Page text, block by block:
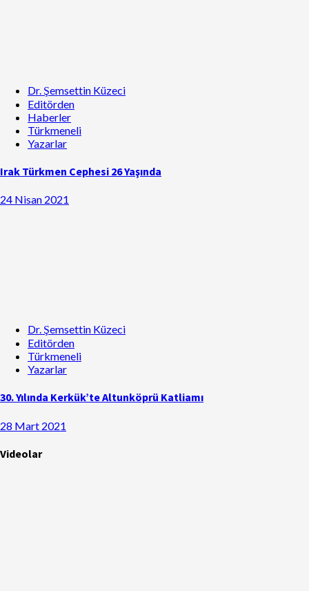
Dr. Şemsettin Küzeci
Editörden
Haberler
Türkmeneli
Yazarlar
Irak Türkmen Cephesi 26 Yaşında
24 Nisan 2021
Dr. Şemsettin Küzeci
Editörden
Türkmeneli
Yazarlar
30. Yılında Kerkük’te Altunköprü Katliamı
28 Mart 2021
Videolar